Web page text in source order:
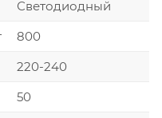
Светодиодный
800
220-240
50